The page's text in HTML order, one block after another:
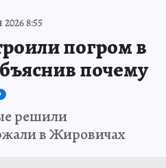
8:55
погром в
почему
решили
в Жировичах